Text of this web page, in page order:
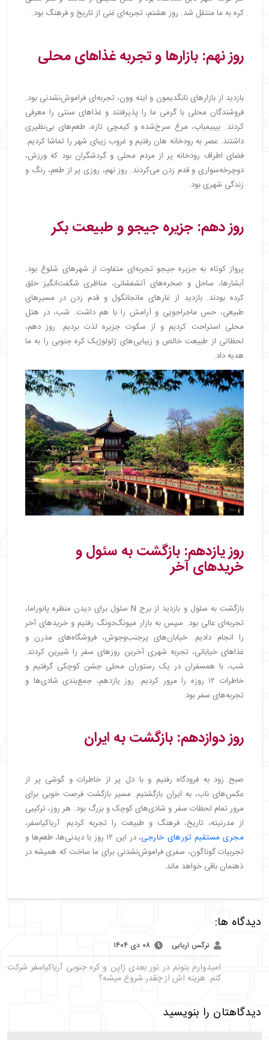
کره به ما منتقل شد. روز هشتم، تجربه‌ای غنی از تاریخ و فرهنگ بود.
روز نهم: بازارها و تجربه غذاهای محلی
بازدید از بازارهای نانگدیمون و ایته وون، تجربه‌ای فراموش‌نشدنی بود.
فروشندگان محلی با گرمی ما را پذیرفتند و غذاهای سنتی را معرفی
کردند. بیبیمباپ، مرغ سرخ‌شده و کیمچی تازه، طعم‌های بی‌نظیری
داشتند. عصر به رودخانه هان رفتیم و غروب زیبای شهر را تماشا کردیم.
فضای اطراف رودخانه پر از مردم محلی و گردشگران بود که ورزش،
دوچرخه‌سواری و قدم زدن می‌کردند. روز نهم، روزی پر از طعم، رنگ و
زندگی شهری بود.
روز دهم: جزیره جیجو و طبیعت بکر
پرواز کوتاه به جزیره جیجو تجربه‌ای متفاوت از شهرهای شلوغ بود.
آبشارها، ساحل و صخره‌های آتشفشانی، مناظری شگفت‌انگیز خلق
کرده بودند. بازدید از غارهای مانجانگول و قدم زدن در مسیرهای
طبیعی، حس ماجراجویی و آرامش را با هم داشت. شب، در هتل
محلی استراحت کردیم و از سکوت جزیره لذت بردیم. روز دهم،
لحظاتی از طبیعت خالص و زیبایی‌های ژئولوژیک کره جنوبی را به ما
هدیه داد.
روز یازدهم: بازگشت به سئول و
خریدهای آخر
بازگشت به سئول و بازدید از برج N سئول برای دیدن منظره پانوراما،
تجربه‌ای عالی بود. سپس به بازار میونگ‌دونگ رفتیم و خریدهای آخر
را انجام دادیم. خیابان‌های پرجنب‌وجوش، فروشگاه‌های مدرن و
غذاهای خیابانی، تجربه شهری آخرین روزهای سفر را شیرین کردند.
شب، با همسفران در یک رستوران محلی جشن کوچکی گرفتیم و
خاطرات ۱۲ روزه را مرور کردیم. روز یازدهم، جمع‌بندی شادی‌ها و
تجربه‌های سفر بود.
روز دوازدهم: بازگشت به ایران
صبح زود به فرودگاه رفتیم و با دل پر از خاطرات و گوشی پر از
عکس‌های ناب، به ایران بازگشتیم. مسیر بازگشت فرصت خوبی برای
مرور تمام لحظات سفر و شادی‌های کوچک و بزرگ بود. هر روز، ترکیبی
از مدرنیته، تاریخ، فرهنگ و طبیعت را تجربه کردیم. آریاکیاسفر،
مجری مستقیم تورهای خارجی
، در این ۱۲ روز با دیدنی‌ها، طعم‌ها و
تجربیات گوناگون، سفری فراموش‌نشدنی برای ما ساخت که همیشه در
ذهنمان باقی خواهد ماند.
دیدگاه ها:
نرگس اربابی ۰۸ دی ۱۴۰۴
امیدوارم بتونم در تور بعدی ژاپن و کره جنوبی آریاکیاسفر شرکت
کنم. هزینه اش از چقدر شروع میشه؟
دیدگاهتان را بنویسید